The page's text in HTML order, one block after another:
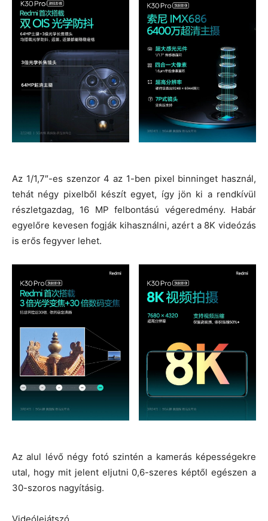
Az 1/1,7″-es szenzor 4 az 1-ben pixel binninget használ,
tehát négy pixelből készít egyet, így jön ki a rendkívül
részletgazdag, 16 MP felbontású végeredmény. Habár
egyelőre kevesen fogják kihasználni, azért a 8K videózás
is erős fegyver lehet.
Az alul lévő négy fotó szintén a kamerás képességekre
utal, hogy mit jelent eljutni 0,6-szeres képtől egészen a
30-szoros nagyításig.
Videólejátszó